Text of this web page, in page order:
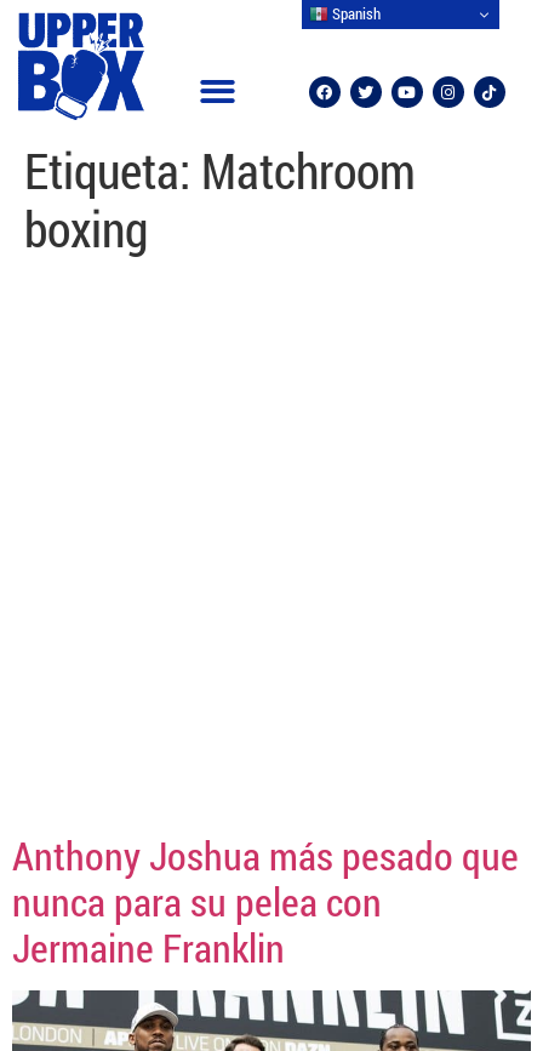
Etiqueta: Matchroom
boxing
Anthony Joshua más pesado que
nunca para su pelea con
Jermaine Franklin
Spanish